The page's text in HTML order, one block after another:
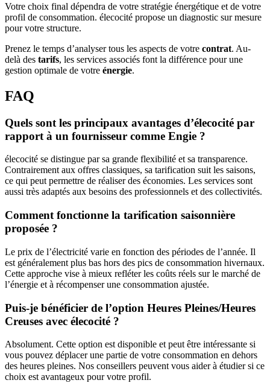
Votre choix final dépendra de votre stratégie énergétique et de votre
profil de consommation. élecocité propose un diagnostic sur mesure
pour votre structure.
Prenez le temps d’analyser tous les aspects de votre contrat. Au-
delà des tarifs, les services associés font la différence pour une
gestion optimale de votre énergie.
FAQ
Quels sont les principaux avantages d’élecocité par
rapport à un fournisseur comme Engie ?
élecocité se distingue par sa grande flexibilité et sa transparence.
Contrairement aux offres classiques, sa tarification suit les saisons,
ce qui peut permettre de réaliser des économies. Les services sont
aussi très adaptés aux besoins des professionnels et des collectivités.
Comment fonctionne la tarification saisonnière
proposée ?
Le prix de l’électricité varie en fonction des périodes de l’année. Il
est généralement plus bas hors des pics de consommation hivernaux.
Cette approche vise à mieux refléter les coûts réels sur le marché de
l’énergie et à récompenser une consommation ajustée.
Puis-je bénéficier de l’option Heures Pleines/Heures
Creuses avec élecocité ?
Absolument. Cette option est disponible et peut être intéressante si
vous pouvez déplacer une partie de votre consommation en dehors
des heures pleines. Nos conseillers peuvent vous aider à étudier si ce
choix est avantageux pour votre profil.